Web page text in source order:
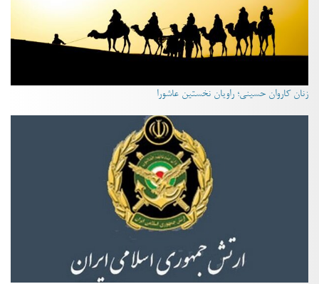
زنان کاروان حسینی؛ راویان نخستین عاشورا